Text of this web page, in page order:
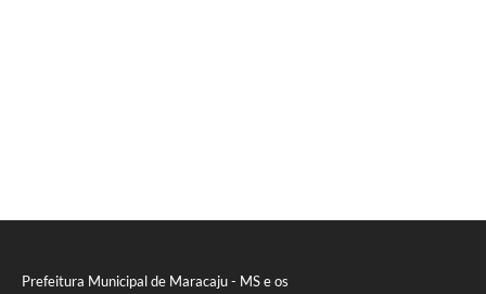
Prefeitura Municipal de Maracaju - MS e os